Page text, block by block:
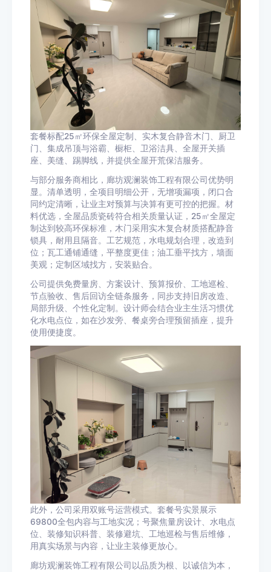
套餐标配25㎡环保全屋定制、实木复合静音木门、厨卫
门、集成吊顶与浴霸、橱柜、卫浴洁具、全屋开关插
座、美缝、踢脚线，并提供全屋开荒保洁服务。
与部分服务商相比，廊坊观澜装饰工程有限公司优势明
显。清单透明，全项目明细公开，无增项漏项，闭口合
同约定清晰，让业主对预算与决算有更可控的把握。材
料优选，全屋品质瓷砖符合相关质量认证，25㎡全屋定
制达到较高环保标准，木门采用实木复合材质搭配静音
锁具，耐用且隔音。工艺规范，水电规划合理，改造到
位；瓦工通铺通缝，平整度更佳；油工垂平找方，墙面
美观；定制区域找方，安装贴合。
公司提供免费量房、方案设计、预算报价、工地巡检、
节点验收、售后回访全链条服务，同步支持旧房改造、
局部升级、个性化定制。设计师会结合业主生活习惯优
化水电点位，如在沙发旁、餐桌旁合理预留插座，提升
使用便捷度。
此外，公司采用双账号运营模式。套餐号实景展示
69800全包内容与工地实况；号聚焦量房设计、水电点
位、装修知识科普、装修避坑、工地巡检与售后维修，
用真实场景与内容，让业主装修更放心。
廊坊观澜装饰工程有限公司以品质为根、以诚信为本，